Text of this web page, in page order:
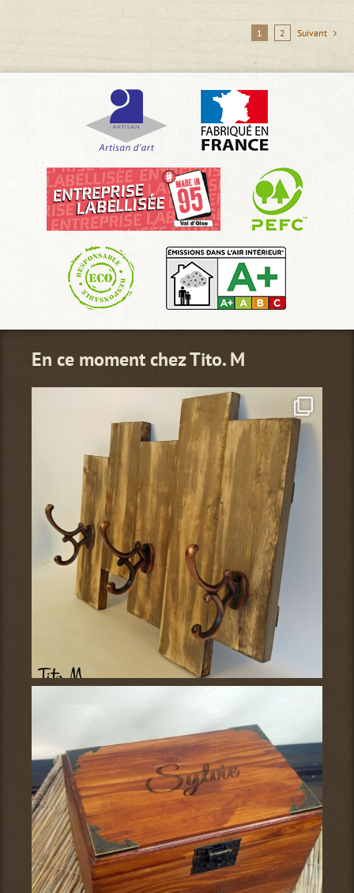
1 2 Suivant
En ce moment chez Tito. M